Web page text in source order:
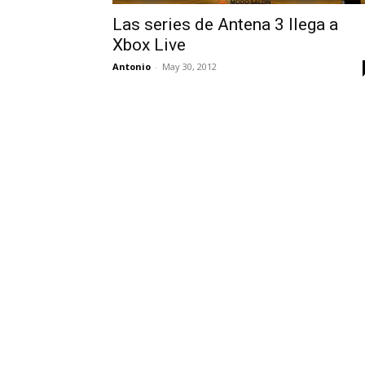
Las series de Antena 3 llega a
Xbox Live
Antonio - May 30, 2012